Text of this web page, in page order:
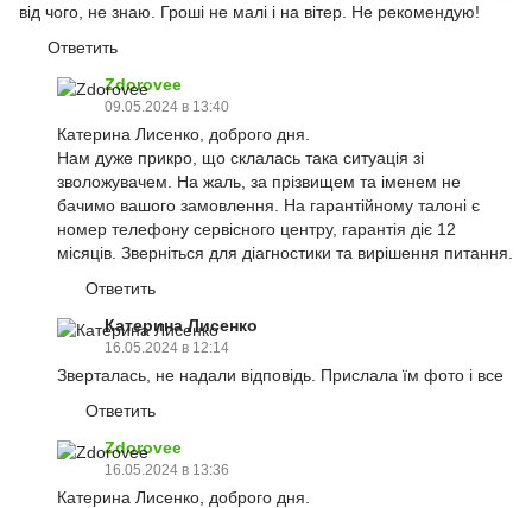
від чого, не знаю. Гроші не малі і на вітер. Не рекомендую!
Ответить
Zdorovee
09.05.2024 в 13:40
Катерина Лисенко, доброго дня.
Нам дуже прикро, що склалась така ситуація зі
зволожувачем. На жаль, за прізвищем та іменем не
бачимо вашого замовлення. На гарантійному талоні є
номер телефону сервісного центру, гарантія діє 12
місяців. Зверніться для діагностики та вирішення питання.
Ответить
Катерина Лисенко
16.05.2024 в 12:14
Зверталась, не надали відповідь. Прислала їм фото і все
Ответить
Zdorovee
16.05.2024 в 13:36
Катерина Лисенко, доброго дня.